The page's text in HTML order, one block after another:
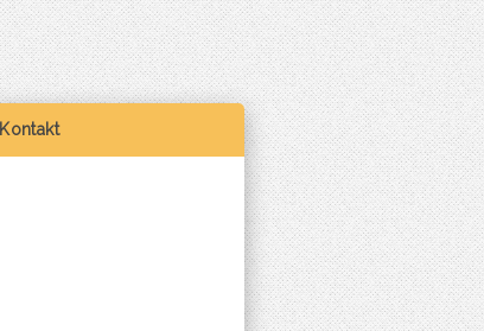
Kontakt